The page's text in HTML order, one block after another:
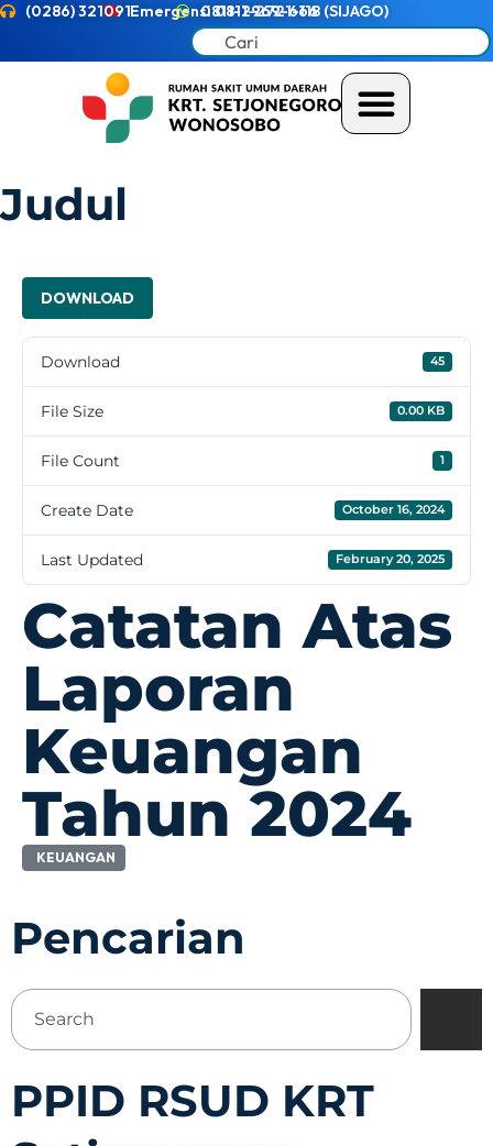
Emergensi 0811-2721-118 (SIJAGO)
0811-2969-666
(0286) 321091
Judul
DOWNLOAD
Download 45
File Size 0.00 KB
File Count 1
Create Date October 16, 2024
Last Updated February 20, 2025
Catatan Atas
Laporan
Keuangan
Tahun 2024
KEUANGAN
Pencarian
PPID RSUD KRT